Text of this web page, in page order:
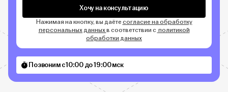
Хочу на консультацию
Нажимая на кнопку, вы даётесогласие на обработку
персональных данныхв соответствии с политикой
обработки данных
Позвоним с 10:00 до 19:00 мск